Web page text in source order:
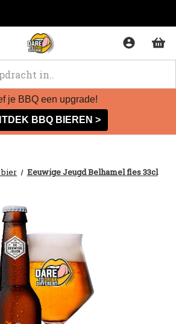
je BBQ een upgrade!
BBQ BIEREN >
bier Eeuwige Jeugd Belhamel fles 33cl